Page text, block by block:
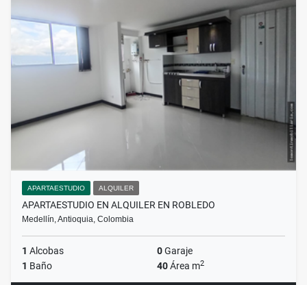
APARTAESTUDIO ALQUILER
APARTAESTUDIO EN ALQUILER EN ROBLEDO
Medellín, Antioquia, Colombia
1 Alcobas 0Garaje
1 Baño 40Área m2